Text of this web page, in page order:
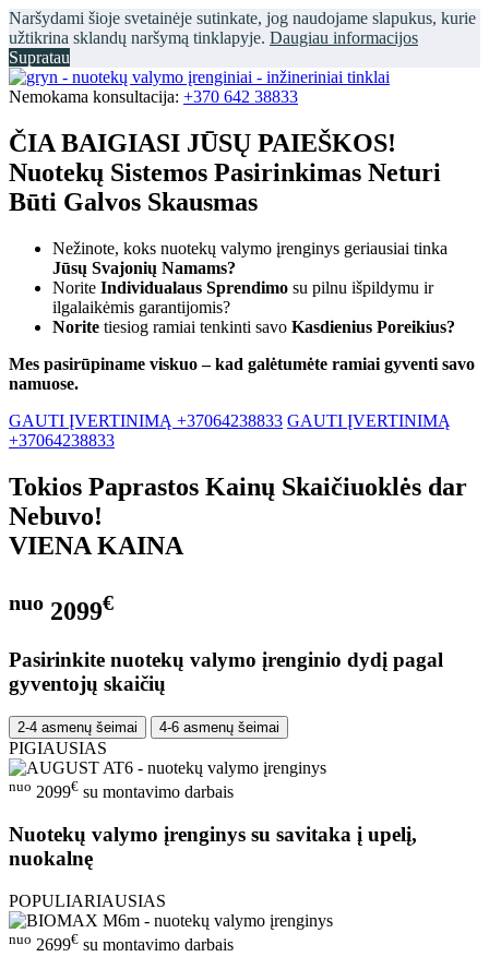
Naršydami šioje svetainėje sutinkate, jog naudojame slapukus, kurie
užtikrina sklandų naršymą tinklapyje. Daugiau informacijos
Supratau
Nemokama konsultacija: +370 642 38833
ČIA BAIGIASI JŪSŲ PAIEŠKOS!
Nuotekų Sistemos Pasirinkimas Neturi
Būti Galvos Skausmas
Nežinote, koks nuotekų valymo įrenginys geriausiai tinka
Jūsų Svajonių Namams?
Norite Individualaus Sprendimo su pilnu išpildymu ir
ilgalaikėmis garantijomis?
Norite tiesiog ramiai tenkinti savo Kasdienius Poreikius?
Mes pasirūpiname viskuo – kad galėtumėte ramiai gyventi savo
namuose.
GAUTI ĮVERTINIMĄ +37064238833 GAUTI ĮVERTINIMĄ
+37064238833
Tokios Paprastos Kainų Skaičiuoklės dar
Nebuvo!
VIENA KAINA
nuo 2099€
Pasirinkite nuotekų valymo įrenginio dydį pagal
gyventojų skaičių
2-4 asmenų šeimai 4-6 asmenų šeimai
PIGIAUSIAS
nuo 2099€ su montavimo darbais
Nuotekų valymo įrenginys su savitaka į upelį,
nuokalnę
POPULIARIAUSIAS
nuo 2699€ su montavimo darbais